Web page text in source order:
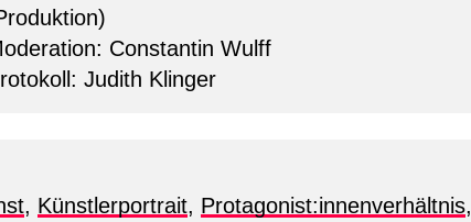
Constantin Wulff
Judith Klinger
, Künstlerportrait, Protagonist:innenverhältnis,